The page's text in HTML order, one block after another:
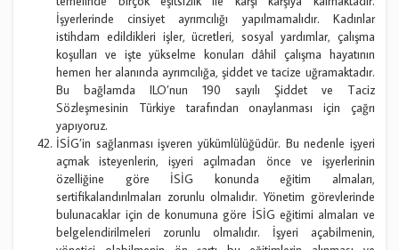
İşyerlerinde cinsiyet ayrımcılığı yapılmamalıdır. Kadınlar
istihdam edildikleri işler, ücretleri, sosyal yardımlar, çalışma
koşulları ve işte yükselme konuları dâhil çalışma hayatının
hemen her alanında ayrımcılığa, şiddet ve tacize uğramaktadır.
Bu bağlamda ILO’nun 190 sayılı Şiddet ve Taciz
Sözleşmesinin Türkiye tarafından onaylanması için çağrı
yapıyoruz.
İSİG’in sağlanması işveren yükümlülüğüdür. Bu nedenle işyeri
açmak isteyenlerin, işyeri açılmadan önce ve işyerlerinin
özelliğine göre İSİG konunda eğitim almaları,
sertifikalandırılmaları zorunlu olmalıdır. Yönetim görevlerinde
bulunacaklar için de konumuna göre İSİG eğitimi almaları ve
belgelendirilmeleri zorunlu olmalıdır. İşyeri açabilmenin,